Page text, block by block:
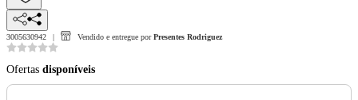
3005630942 Vendido e entregue por Presentes Rodriguez
Ofertas disponíveis